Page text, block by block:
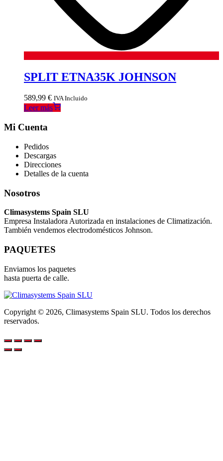
SPLIT ETNA35K JOHNSON
589,99 € IVA Incluido
Leer más
Mi Cuenta
Pedidos
Descargas
Direcciones
Detalles de la cuenta
Nosotros
Climasystems Spain SLU
Empresa Instaladora Autorizada en instalaciones de Climatización.
También vendemos electrodomésticos Johnson.
PAQUETES
Enviamos los paquetes
hasta puerta de calle.
Copyright © 2026, Climasystems Spain SLU. Todos los derechos
reservados.